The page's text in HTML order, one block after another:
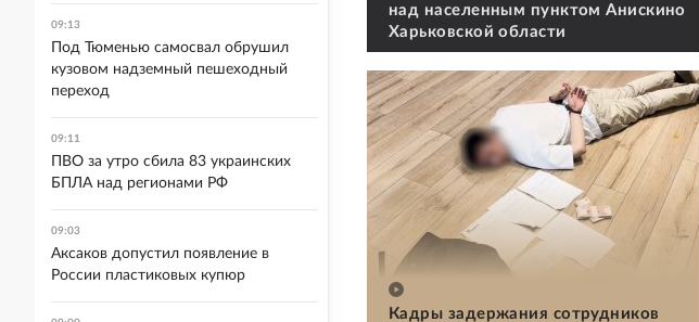
над населенным пунктом Анискино
Харьковской области
Кадры задержания сотрудников
09:13
Под Тюменью самосвал обрушил
кузовом надземный пешеходный
переход
09:11
ПВО за утро сбила 83 украинских
БПЛА над регионами РФ
09:03
Аксаков допустил появление в
России пластиковых купюр